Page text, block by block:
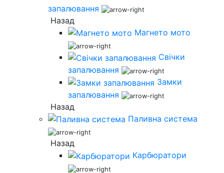
запалювання
Назад
Магнето мото
Свічки
запалювання
Замки
запалювання
Назад
Паливна система
Назад
Карбюратори